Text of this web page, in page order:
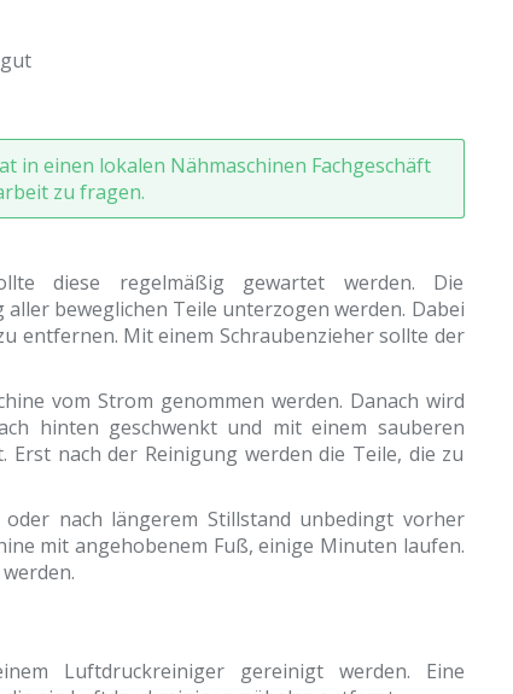
in einen lokalen Nähmaschinen Fachgeschäft
zu fragen.
diese regelmäßig gewartet werden. Die
beweglichen Teile unterzogen werden. Dabei
entfernen. Mit einem Schraubenzieher sollte der
vom Strom genommen werden. Danach wird
hinten geschwenkt und mit einem sauberen
nach der Reinigung werden die Teile, die zu
nach längerem Stillstand unbedingt vorher
mit angehobenem Fuß, einige Minuten laufen.
Luftdruckreiniger gereinigt werden. Eine